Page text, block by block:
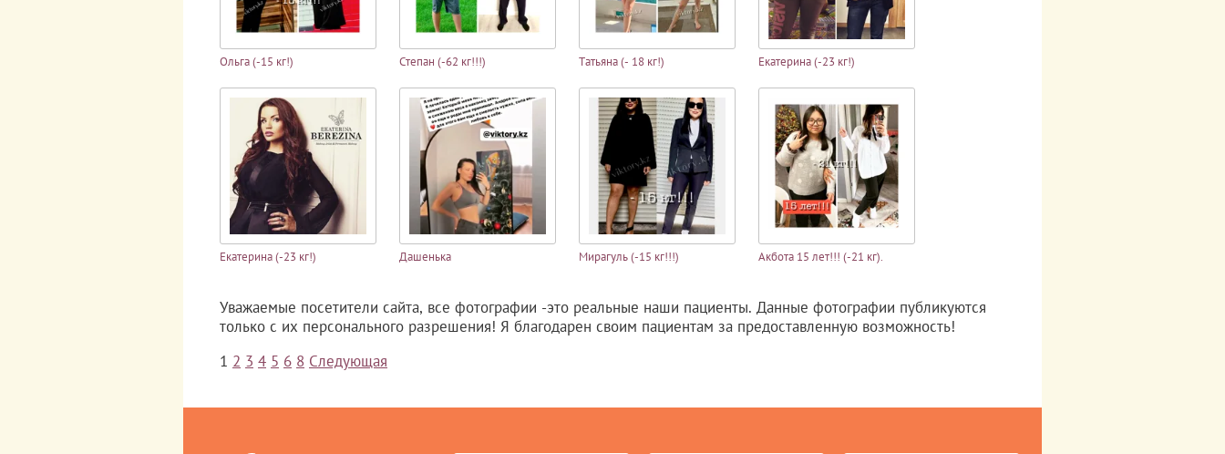
Ольга (-15 кг!) Степан (-62 кг!!!) Татьяна (- 18 кг!) Екатерина (-23 кг!)
Екатерина (-23 кг!) Дашенька Мирагуль (-15 кг!!!) Акбота 15 лет!!! (-21 кг).
Уважаемые посетители сайта, все фотографии -это реальные наши пациенты. Данные фотографии публикуются
только с их персонального разрешения! Я благодарен своим пациентам за предоставленную возможность!
1 2 3 4 5 6 8 Следующая